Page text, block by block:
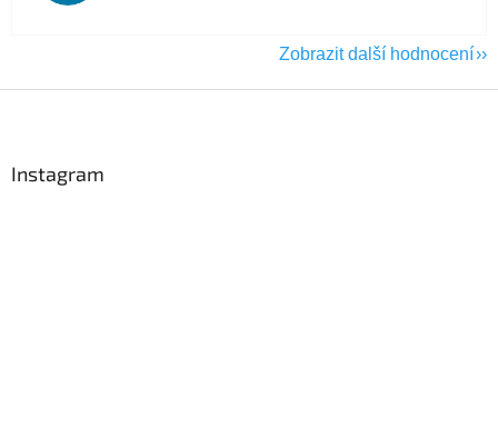
Zobrazit další hodnocení
Instagram